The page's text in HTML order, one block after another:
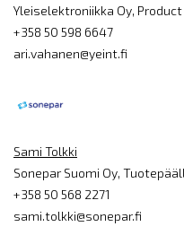
Yleiselektroniikka Oy,
+358 50 598 6647
ari.vahanen@yeint.fi
Sami Tolkki
Sonepar Suomi Oy,
+358 50 568 2271
sami.tolkki@sonepar.fi